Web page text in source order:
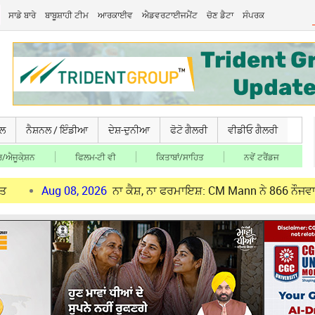
ਸਾਡੇ ਬਾਰੇ ਬਾਬੂਸ਼ਾਹੀ ਟੀਮ ਆਰਕਾਈਵ ਐਡਵਰਟਾਈਜਮੈਂਟ ਚੋਣ ਡੈਟਾ ਸੰਪਰਕ
ਨੈਸ਼ਨਲ / ਇੰਡੀਆ ਦੇਸ਼-ਦੁਨੀਆ ਫੋਟੋ ਗੈਲਰੀ ਵੀਡੀਓ ਗੈਲਰੀ
ਐਜੂਕੇ਼ਸ਼ਨ ਫਿਲਮ-ਟੀ ਵੀ ਕਿਤਾਬਾਂ/ਸਾਹਿਤ ਨਵੇਂ ਟਰੈਂਡਜ
08, 2026 ਨਾ ਕੈਸ਼, ਨਾ ਫਰਮਾਇਸ਼: CM Mann ਨੇ 866 ਨੌਜਵਾਨਾਂ ਨੂੰ ਸੌਂਪੇ